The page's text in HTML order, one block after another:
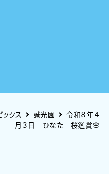
ックス 誠光園
令和８年４
月３日 ひなた 桜鑑賞🌸